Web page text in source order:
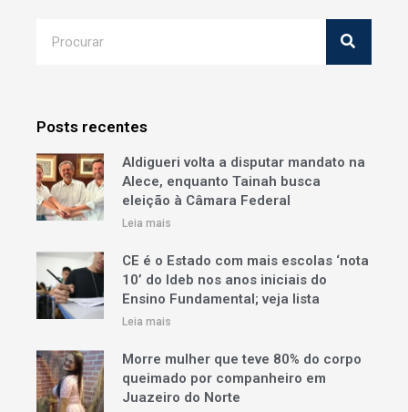
Posts recentes
Aldigueri volta a disputar mandato na
Alece, enquanto Tainah busca
eleição à Câmara Federal
Leia mais
CE é o Estado com mais escolas ‘nota
10’ do Ideb nos anos iniciais do
Ensino Fundamental; veja lista
Leia mais
Morre mulher que teve 80% do corpo
queimado por companheiro em
Juazeiro do Norte